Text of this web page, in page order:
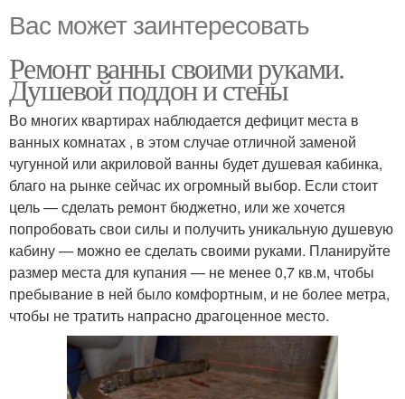
Вас может заинтересовать
Ремонт ванны своими руками.
Душевой поддон и стены
Во многих квартирах наблюдается дефицит места в
ванных комнатах , в этом случае отличной заменой
чугунной или акриловой ванны будет душевая кабинка,
благо на рынке сейчас их огромный выбор. Если стоит
цель — сделать ремонт бюджетно, или же хочется
попробовать свои силы и получить уникальную душевую
кабину — можно ее сделать своими руками. Планируйте
размер места для купания — не менее 0,7 кв.м, чтобы
пребывание в ней было комфортным, и не более метра,
чтобы не тратить напрасно драгоценное место.